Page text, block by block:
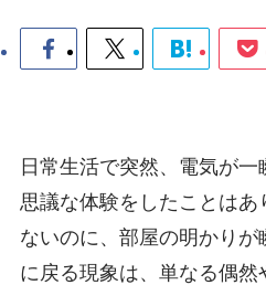
日常生活で突然、電気が
思議な体験をしたことは
ないのに、部屋の明かり
に戻る現象は、単なる偶